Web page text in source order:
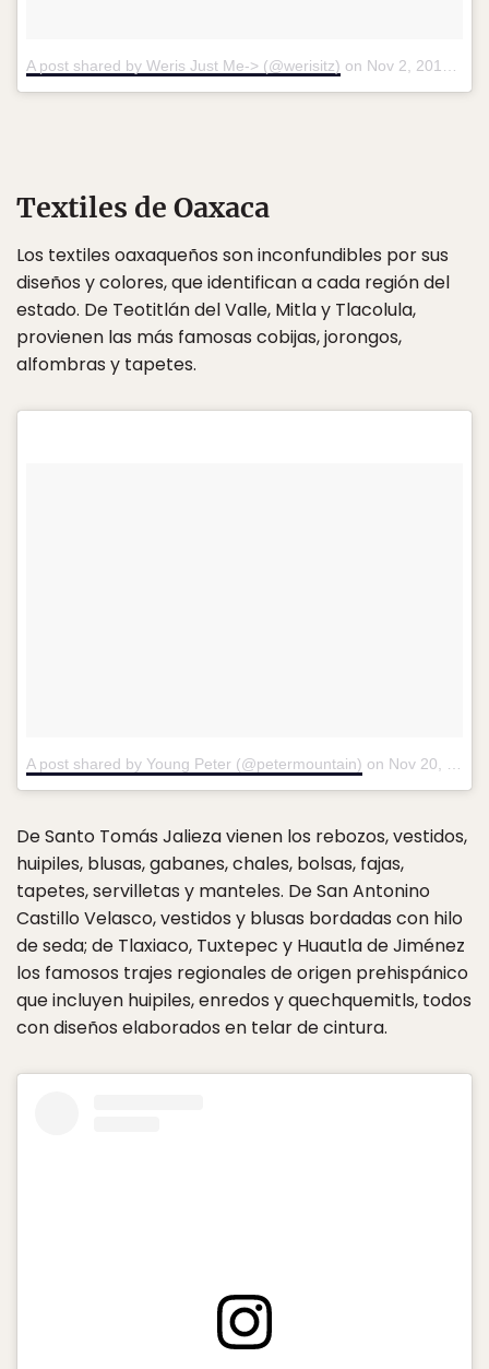
A post shared by Weris Just Me->‍ (@werisitz) on Nov 2, 2016 at 8:45pm PDT
Textiles de Oaxaca
Los textiles oaxaqueños son inconfundibles por sus
diseños y colores, que identifican a cada región del
estado. De Teotitlán del Valle, Mitla y Tlacolula,
provienen las más famosas cobijas, jorongos,
alfombras y tapetes.
A post shared by Young Peter (@petermountain) on Nov 20, 2016 at 2:58pm PST
De Santo Tomás Jalieza vienen los rebozos, vestidos,
huipiles, blusas, gabanes, chales, bolsas, fajas,
tapetes, servilletas y manteles. De San Antonino
Castillo Velasco, vestidos y blusas bordadas con hilo
de seda; de Tlaxiaco, Tuxtepec y Huautla de Jiménez
los famosos trajes regionales de origen prehispánico
que incluyen huipiles, enredos y quechquemitls, todos
con diseños elaborados en telar de cintura.